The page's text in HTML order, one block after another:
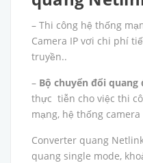
– Thi công hệ thống
Camera IP vơi chi phí
truyền..
– Bộ chuyển đổi
thực tiễn cho việc thi
mạng, hệ thống
Converter quang
quang single mode,